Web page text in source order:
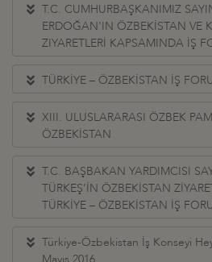
T.C. CUMHURBAŞKANIMIZ
ERDOĞAN'IN ÖZBEKİSTAN VE
ZIYARETLERİ KAPSAMINDA İŞ
TÜRKİYE – ÖZBEKİSTAN İŞ
XIII. ULUSLARARASI ÖZBEK
ÖZBEKİSTAN
T.C. BAŞBAKAN YARDIMCISI
TÜRKEŞ’İN ÖZBEKİSTAN
TÜRKİYE – ÖZBEKİSTAN İŞ
Türkiye-Özbekistan İş Konseyi
Mayıs 2016